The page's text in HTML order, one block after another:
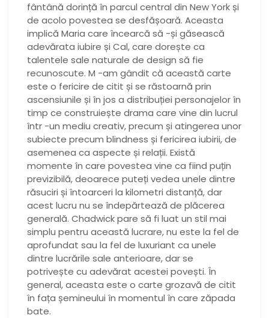
fântână dorință în parcul central din New York și
de acolo povestea se desfășoară. Aceasta
implică Maria care încearcă să -și găsească
adevărata iubire și Cal, care dorește ca
talentele sale naturale de design să fie
recunoscute. M -am gândit că această carte
este o fericire de citit și se răstoarnă prin
ascensiunile și în jos a distribuției personajelor în
timp ce construiește drama care vine din lucrul
într -un mediu creativ, precum și atingerea unor
subiecte precum blindness și fericirea iubirii, de
asemenea ca aspecte și relații. Există
momente în care povestea vine ca fiind puțin
previzibilă, deoarece puteți vedea unele dintre
răsuciri și întoarceri la kilometri distanță, dar
acest lucru nu se îndepărtează de plăcerea
generală. Chadwick pare să fi luat un stil mai
simplu pentru această lucrare, nu este la fel de
aprofundat sau la fel de luxuriant ca unele
dintre lucrările sale anterioare, dar se
potrivește cu adevărat acestei povești. În
general, aceasta este o carte grozavă de citit
în fața șemineului în momentul în care zăpada
bate.